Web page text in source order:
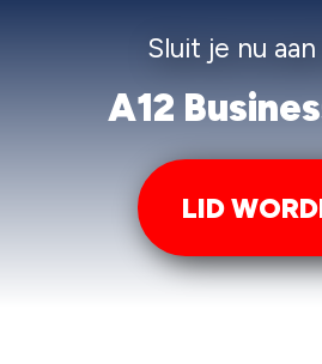
Sluit je nu
A12
LID